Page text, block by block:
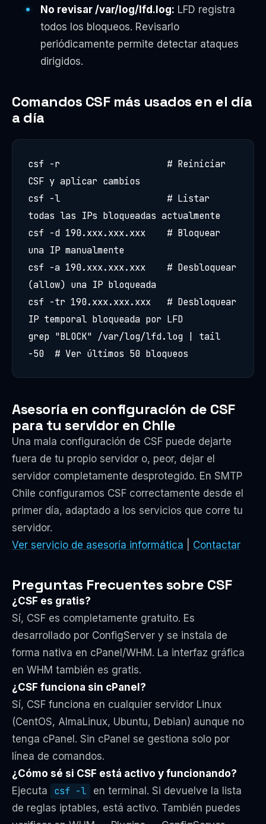
No revisar /var/log/lfd.log: LFD registra
todos los bloqueos. Revisarlo
periódicamente permite detectar ataques
dirigidos.
Comandos CSF más usados en el día
a día
csf -r                    # Reiniciar
CSF y aplicar cambios
csf -l                    # Listar
todas las IPs bloqueadas actualmente
csf -d 190.xxx.xxx.xxx    # Bloquear
una IP manualmente
csf -a 190.xxx.xxx.xxx    # Desbloquear
(allow) una IP bloqueada
csf -tr 190.xxx.xxx.xxx   # Desbloquear
IP temporal bloqueada por LFD
grep "BLOCK" /var/log/lfd.log | tail
-50  # Ver últimos 50 bloqueos
Asesoría en configuración de CSF
para tu servidor en Chile
Una mala configuración de CSF puede dejarte
fuera de tu propio servidor o, peor, dejar el
servidor completamente desprotegido. En SMTP
Chile configuramos CSF correctamente desde el
primer día, adaptado a los servicios que corre tu
servidor.
Ver servicio de asesoría informática
Contactar
Preguntas Frecuentes sobre CSF
¿CSF es gratis?
Sí, CSF es completamente gratuito. Es
desarrollado por ConfigServer y se instala de
forma nativa en cPanel/WHM. La interfaz gráfica
en WHM también es gratis.
¿CSF funciona sin cPanel?
Sí, CSF funciona en cualquier servidor Linux
(CentOS, AlmaLinux, Ubuntu, Debian) aunque no
tenga cPanel. Sin cPanel se gestiona solo por
línea de comandos.
¿Cómo sé si CSF está activo y funcionando?
Ejecuta
csf -l
en terminal. Si devuelve la lista
de reglas iptables, está activo. También puedes